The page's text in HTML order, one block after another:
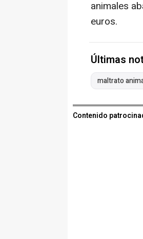
animales
euros.
Últimas
maltrato
Contenido